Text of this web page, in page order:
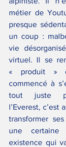
métier de
presque
un coup :
vie
virtuel. Il se
« produit »
commencé à
tout juste
l’Everest, c’est
transformer
une certaine
existence qui